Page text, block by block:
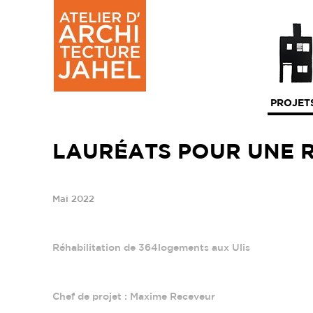
LAURÉATS POUR UNE
Mai 2022
Réhabilitation de 364logements aux Ulis
Chef de projet : Maxime Receveur